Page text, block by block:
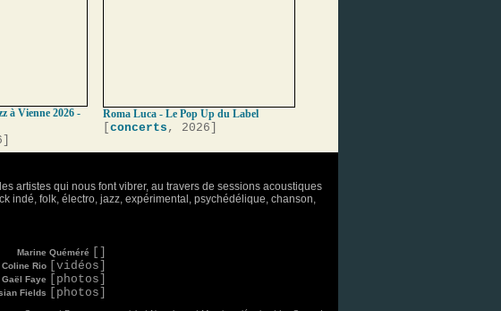
à Vienne 2026 -
Roma Luca - Le Pop Up du Label
concerts , 2026]
artistes qui nous font vibrer, au travers de sessions acoustiques
indé, folk, électro, jazz, expérimental, psychédélique, chanson,
Marine Quéméré
Coline Rio [vidéos]
Gaël Faye [photos]
Fields [photos]